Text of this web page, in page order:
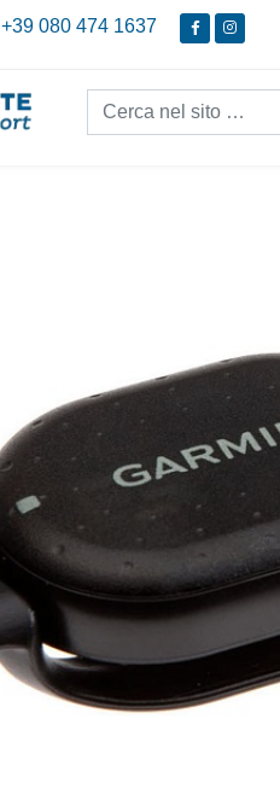
+39 080 474 1637
Cerca nel sito...